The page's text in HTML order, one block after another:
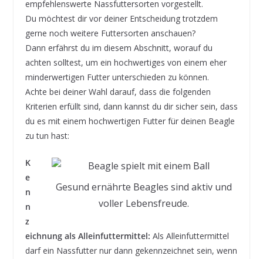
empfehlenswerte Nassfuttersorten vorgestellt.
Du möchtest dir vor deiner Entscheidung trotzdem
gerne noch weitere Futtersorten anschauen?
Dann erfährst du im diesem Abschnitt, worauf du
achten solltest, um ein hochwertiges von einem eher
minderwertigen Futter unterschieden zu können.
Achte bei deiner Wahl darauf, dass die folgenden
Kriterien erfüllt sind, dann kannst du dir sicher sein, dass
du es mit einem hochwertigen Futter für deinen Beagle
zu tun hast:
Gesund ernährte Beagles sind aktiv und
voller Lebensfreude.
K
e
n
n
z
eichnung als Alleinfuttermittel: Als Alleinfuttermittel
darf ein Nassfutter nur dann gekennzeichnet sein, wenn